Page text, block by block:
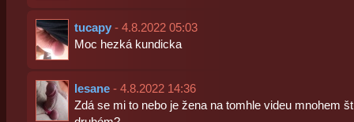
tucapy- 4.8.2022 05:03
Moc hezká kundicka
lesane- 4.8.2022 14:36
Zdá se mi to nebo je žena na tomhle videu mnohem